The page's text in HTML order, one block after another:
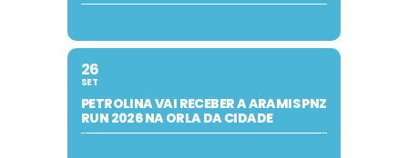
26
SET
PETROLINA VAI RECEBER A ARAMIS PNZ
RUN 2026 NA ORLA DA CIDADE